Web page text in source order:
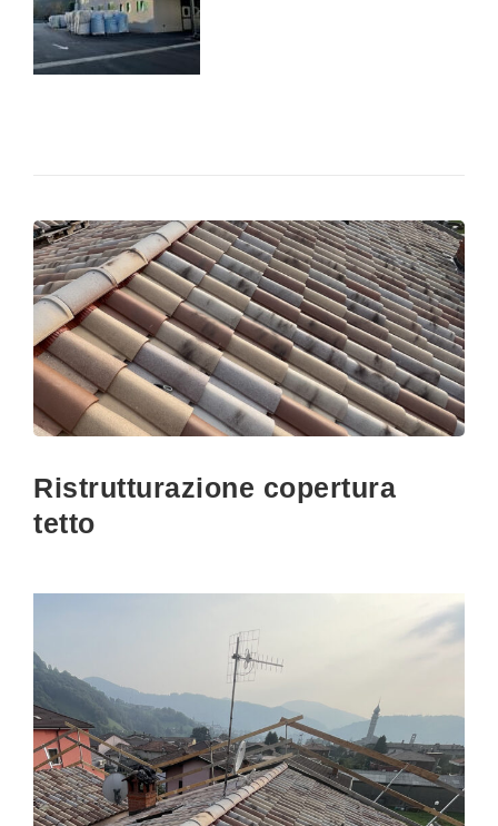
Ristrutturazione copertura
tetto